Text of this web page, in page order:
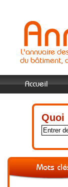
L'annuaire
du bâtiment,
Accueil
Quoi
Mots